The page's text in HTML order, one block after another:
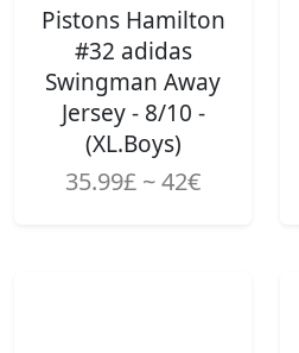
Pistons Hamilton
#32 adidas
Swingman Away
Jersey - 8/10 -
(XL.Boys)
35.99£ ~ 42€